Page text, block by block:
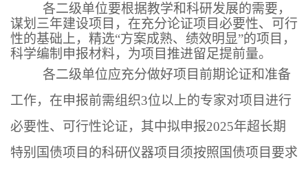
各二级单位要根据教学和科研发展的需要，
谋划三年建设项目，在充分论证项目必要性、可行
性的基础上，精选“方案成熟、绩效明显”的项目，
科学编制申报材料，为项目推进留足提前量。
各二级单位应充分做好项目前期论证和准备
工作，在申报前需组织3位以上的专家对项目进行
必要性、可行性论证，其中拟申报2025年超长期
特别国债项目的科研仪器项目须按照国债项目要求